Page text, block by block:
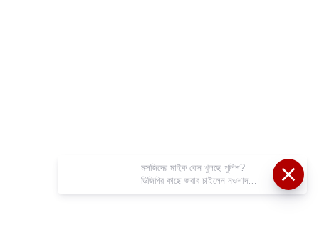
মসজিদের মাইক কেন খুলছে পুলিশ?
ডিজিপির কাছে জবাব চাইলেন নওশাদ
সিদ্দিকী; ব্যাখ্যা না মিললে আইনি পদক্ষেপের